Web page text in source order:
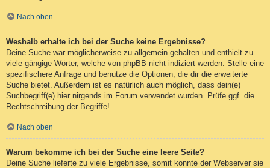
Nach oben
Weshalb erhalte ich bei der Suche keine Ergebnisse?
Deine Suche war möglicherweise zu allgemein gehalten und enthielt zu
viele gängige Wörter, welche von phpBB nicht indiziert werden. Stelle eine
spezifischere Anfrage und benutze die Optionen, die dir die erweiterte
Suche bietet. Außerdem ist es natürlich auch möglich, dass dein(e)
Suchbegriff(e) hier nirgends im Forum verwendet wurden. Prüfe ggf. die
Rechtschreibung der Begriffe!
Nach oben
Warum bekomme ich bei der Suche eine leere Seite?
Deine Suche lieferte zu viele Ergebnisse, somit konnte der Webserver sie